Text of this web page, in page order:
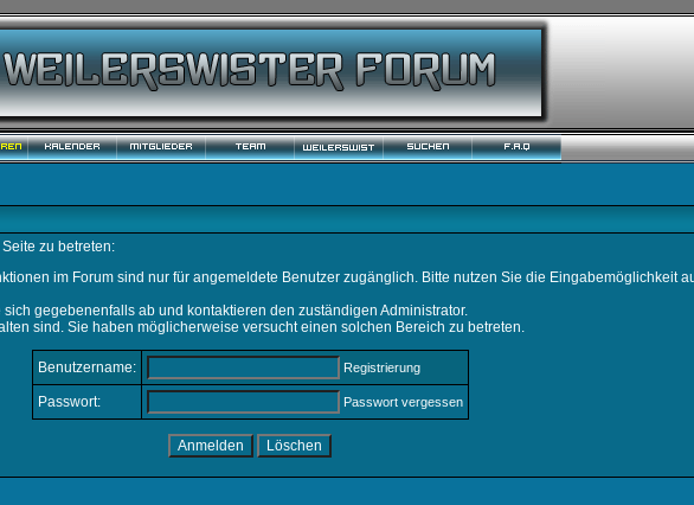
zu betreten:
im Forum sind nur für angemeldete Benutzer zugänglich. Bitte nutzen Sie die Eingabemöglichkeit
gegebenenfalls ab und kontaktieren den zuständigen Administrator.
sind. Sie haben möglicherweise versucht einen solchen Bereich zu betreten.
Benutzername: Registrierung
Passwort: Passwort vergessen